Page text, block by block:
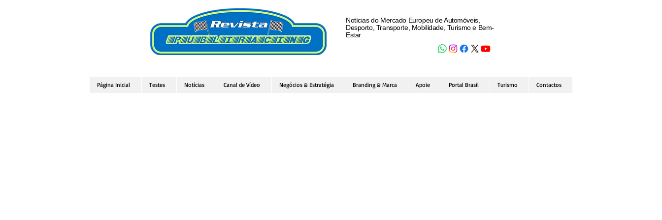
Notícias do Mercado Europeu de Automóveis,
Desporto, Transporte, Mobilidade, Turismo e Bem-
Estar
Página Inicial Testes Notícias Canal de Vídeo Negócios & Estratégia Branding & Marca Apoie Portal Brasil Turismo Contactos